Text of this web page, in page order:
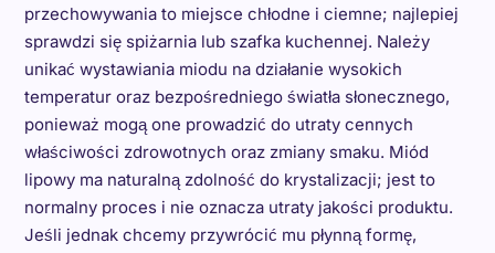
przechowywania to miejsce chłodne i ciemne; najlepiej
sprawdzi się spiżarnia lub szafka kuchennej. Należy
unikać wystawiania miodu na działanie wysokich
temperatur oraz bezpośredniego światła słonecznego,
ponieważ mogą one prowadzić do utraty cennych
właściwości zdrowotnych oraz zmiany smaku. Miód
lipowy ma naturalną zdolność do krystalizacji; jest to
normalny proces i nie oznacza utraty jakości produktu.
Jeśli jednak chcemy przywrócić mu płynną formę,